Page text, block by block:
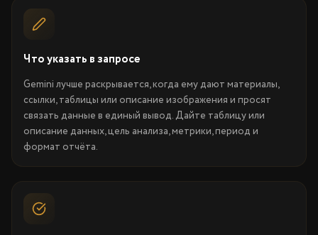
Что указать в запросе
Gemini лучше раскрывается, когда ему дают материалы,
ссылки, таблицы или описание изображения и просят
связать данные в единый вывод. Дайте таблицу или
описание данных, цель анализа, метрики, период и
формат отчёта.